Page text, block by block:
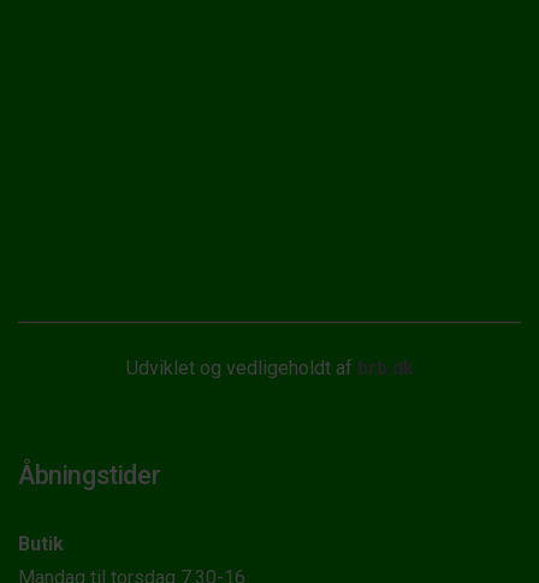
Udviklet og vedligeholdt af brb.dk
Åbningstider
Butik
Mandag til torsdag 7.30-16